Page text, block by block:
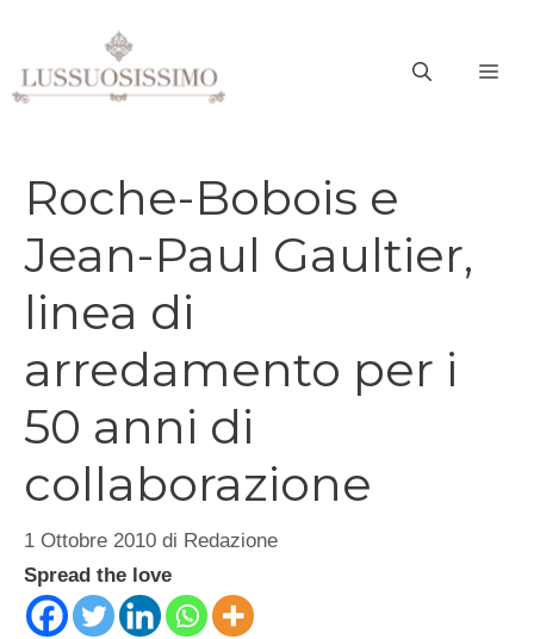
contenuto
Roche-Bobois e
Jean-Paul Gaultier,
linea di
arredamento per i
50 anni di
collaborazione
1 Ottobre 2010 di Redazione
Spread the love